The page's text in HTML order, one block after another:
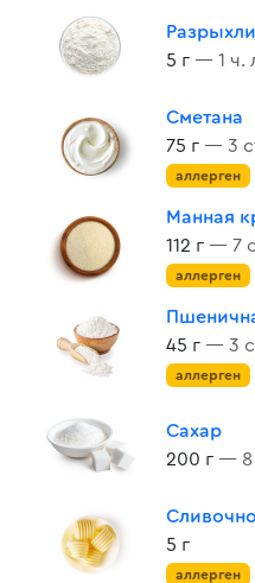
5 г — 1 ч.
Сметана
75 г — 3
аллерген
Манная
112 г — 7
аллерген
45 г — 3
аллерген
Сахар
200 г — 8
5 г
аллерген